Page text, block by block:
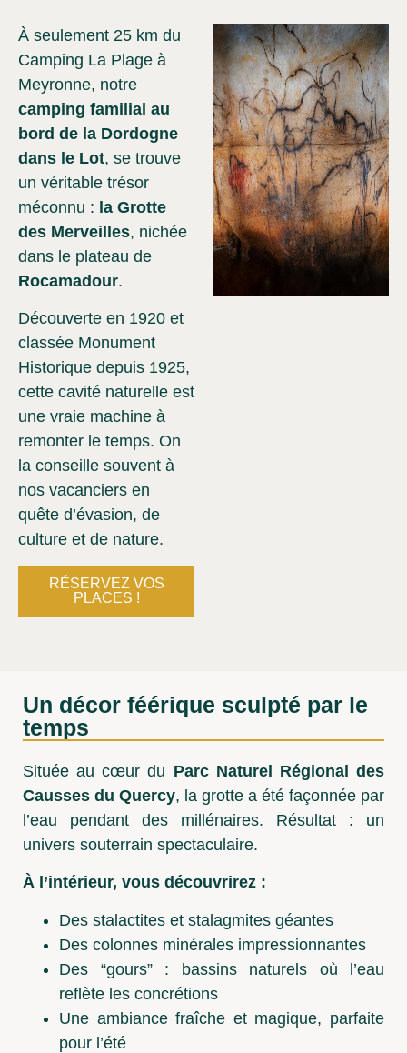
À seulement 25 km du
Camping La Plage à
Meyronne, notre
camping familial au
bord de la Dordogne
dans le Lot, se trouve
un véritable trésor
méconnu : la Grotte
des Merveilles, nichée
dans le plateau de
Rocamadour.
Découverte en 1920 et
classée Monument
Historique depuis 1925,
cette cavité naturelle est
une vraie machine à
remonter le temps. On
la conseille souvent à
nos vacanciers en
quête d’évasion, de
culture et de nature.
RÉSERVEZ VOS
PLACES !
Un décor féérique sculpté par le
temps
Située au cœur du Parc Naturel Régional des
Causses du Quercy, la grotte a été façonnée par
l’eau pendant des millénaires. Résultat : un
univers souterrain spectaculaire.
À l’intérieur, vous découvrirez :
Des stalactites et stalagmites géantes
Des colonnes minérales impressionnantes
Des “gours” : bassins naturels où l’eau
reflète les concrétions
Une ambiance fraîche et magique, parfaite
pour l’été